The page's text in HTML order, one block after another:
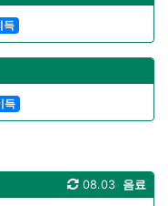
득
득
음료
08.03